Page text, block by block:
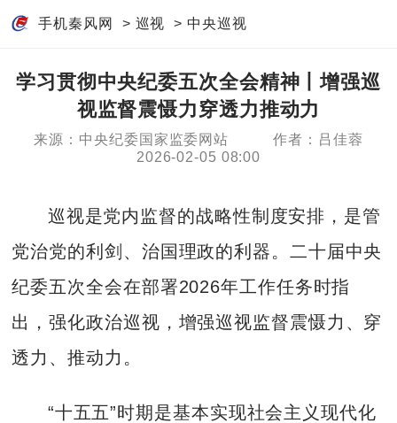
手机秦风网 > 巡视 > 中央巡视
学习贯彻中央纪委五次全会精神丨增强巡
视监督震慑力穿透力推动力
来源：中央纪委国家监委网站
作者：吕佳蓉
2026-02-05 08:00
巡视是党内监督的战略性制度安排，是管
党治党的利剑、治国理政的利器。二十届中央
纪委五次全会在部署2026年工作任务时指
出，强化政治巡视，增强巡视监督震慑力、穿
透力、推动力。
“十五五”时期是基本实现社会主义现代化